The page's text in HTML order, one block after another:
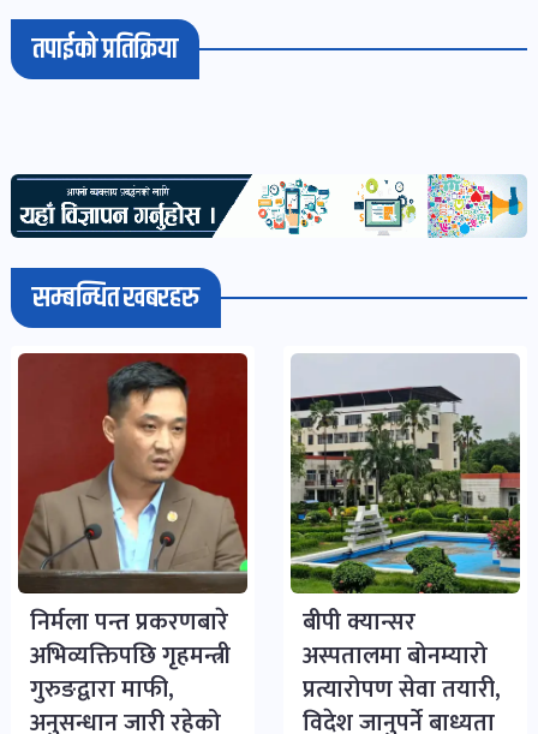
तपाईको प्रतिक्रिया
सम्बन्धित खबरहरु
निर्मला पन्त प्रकरणबारे
अभिव्यक्तिपछि गृहमन्त्री
गुरुङद्वारा माफी,
अनुसन्धान जारी रहेको
बीपी क्यान्सर
अस्पतालमा बोनम्यारो
प्रत्यारोपण सेवा तयारी,
विदेश जानुपर्ने बाध्यता